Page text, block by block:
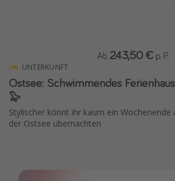
UNTERKUNFT
Ostsee: Schwimmendes Ferienhaus
🦭
Stylischer könnt ihr kaum ein Wochenende
der Ostsee übernachten
Ab 243,50 € p. P.